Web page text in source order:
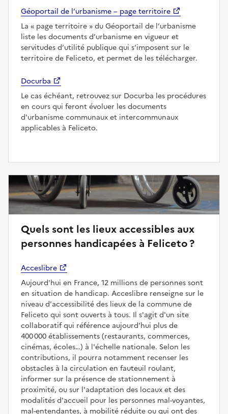
Géoportail de l’urbanisme – page territoire
La
page territoire
du Géoportail de l’urbanisme
liste les documents d’urbanisme en vigueur et
servitudes d’utilité publique qui s’imposent sur le
territoire de Feliceto, et permet de les télécharger.
Docurba
Le cas échéant, retrouvez sur Docurba les procédures
en cours qui feront évoluer les documents
d'urbanisme communaux et intercommunaux
applicables à Feliceto.
Quels sont les lieux accessibles aux
personnes handicapées à Feliceto ?
Acceslibre
Aujourd'hui en France, 12 millions de personnes sont
en situation de handicap. Acceslibre renseigne sur le
niveau d'accessibilité des lieux de la commune de
Feliceto qui sont ouverts à tous. Il s'agit d'un site
collaboratif qui référence aujourd'hui plus de
400 000 établissements (restaurants, commerces,
cinémas, écoles…) à l'échelle nationale. Selon les
contributions, il pourra notamment recenser les
obstacles à la circulation en fauteuil roulant,
informer sur la présence de stationnement à
proximité, ou sur l'adaptation des locaux et des
modalités d'accueil pour les personnes mal-voyantes,
mal-entendantes, à mobilité réduite ou qui ont des